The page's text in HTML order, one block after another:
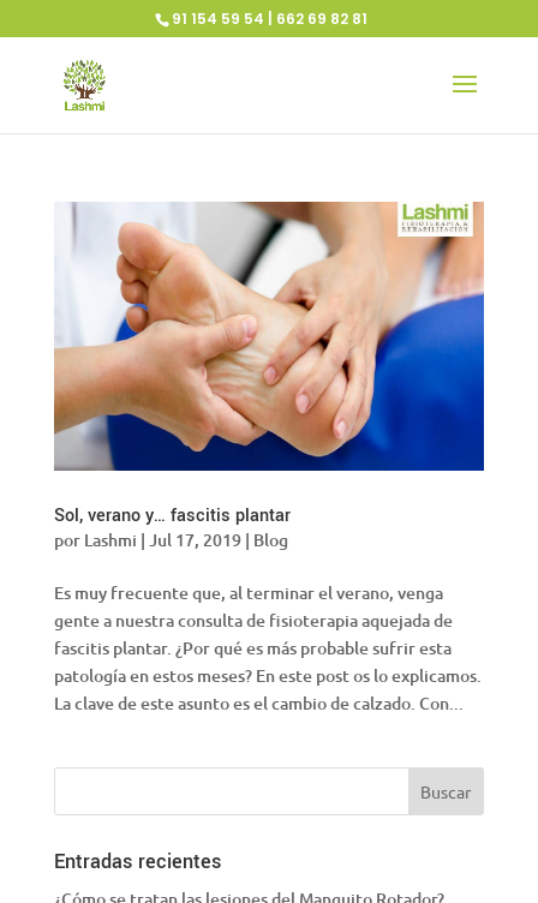
91 154 59 54 | 662 69 82 81
Sol, verano y… fascitis plantar
por Lashmi | Jul 17, 2019| Blog
Es muy frecuente que, al terminar el verano, venga
gente a nuestra consulta de fisioterapia aquejada de
fascitis plantar. ¿Por qué es más probable sufrir esta
patología en estos meses? En este post os lo explicamos.
La clave de este asunto es el cambio de calzado. Con...
Entradas recientes